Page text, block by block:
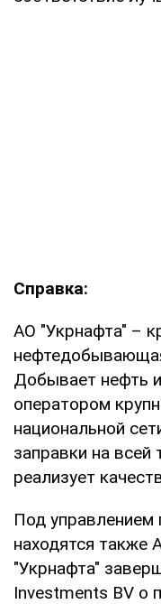
Справка:
АО "Укрнафта" –
Добывает нефть
оператором
национальной
заправки на всей
реализует
Под управлением
находятся также
"Укрнафта"
Investments BV о